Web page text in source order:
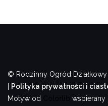
© Rodzinny Ogród
| Polityka prywatności i
Motyw od
wspierany